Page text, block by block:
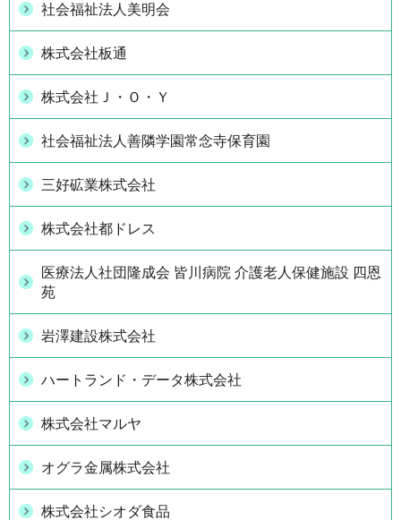
社会福祉法人美明会
株式会社板通
株式会社Ｊ・Ｏ・Ｙ
社会福祉法人善隣学園常念寺保育園
三好砿業株式会社
株式会社都ドレス
医療法人社団隆成会 皆川病院 介護老人保健施設 四恩
苑
岩澤建設株式会社
ハートランド・データ株式会社
株式会社マルヤ
オグラ金属株式会社
株式会社シオダ食品